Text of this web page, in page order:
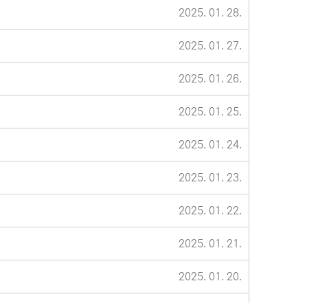
2025. 01. 28.
2025. 01. 27.
2025. 01. 26.
2025. 01. 25.
2025. 01. 24.
2025. 01. 23.
2025. 01. 22.
2025. 01. 21.
2025. 01. 20.